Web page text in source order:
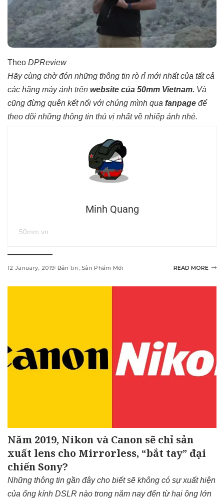
Theo DPReview
Hãy cùng chờ đón những thông tin rò rỉ mới nhất của tất cả
các hãng máy ảnh trên website của 50mm Vietnam. Và
cũng đừng quên kết nối với chúng mình qua fanpage để
theo dõi những thông tin thú vị nhất về nhiếp ảnh nhé.
Minh Quang
50mm.vn
12 January, 2019 Bản tin Sản Phẩm Mới READ MORE
Năm 2019, Nikon và Canon sẽ chỉ sản
xuất lens cho Mirrorless, “bắt tay” đại
chiến Sony?
Những thông tin gần đây cho biết sẽ không có sự xuất hiện
của ống kính DSLR nào trong năm nay đến từ hai ông lớn